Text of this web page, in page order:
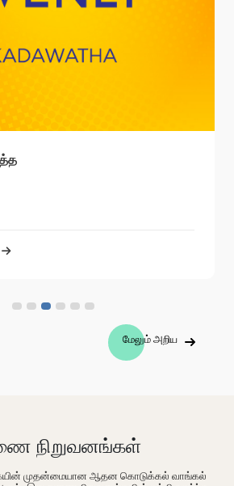
- கடவத
LKR
மேலும் அறிய
நிறுவனங்கள்
முதன்மையான ஆதன கொடுக்கல் வாங்கல்